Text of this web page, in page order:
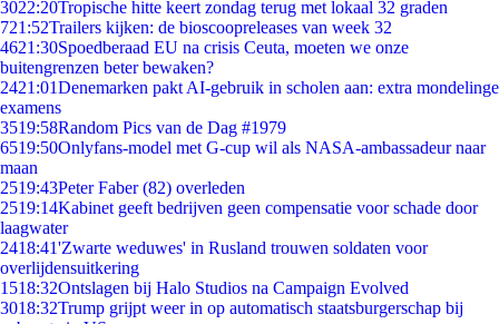
3022:20Tropische hitte keert zondag terug met lokaal 32 graden
721:52Trailers kijken: de bioscoopreleases van week 32
4621:30Spoedberaad EU na crisis Ceuta, moeten we onze
buitengrenzen beter bewaken?
2421:01Denemarken pakt AI-gebruik in scholen aan: extra mondelinge
examens
3519:58Random Pics van de Dag #1979
6519:50Onlyfans-model met G-cup wil als NASA-ambassadeur naar
maan
2519:43Peter Faber (82) overleden
2519:14Kabinet geeft bedrijven geen compensatie voor schade door
laagwater
2418:41'Zwarte weduwes' in Rusland trouwen soldaten voor
overlijdensuitkering
1518:32Ontslagen bij Halo Studios na Campaign Evolved
3018:32Trump grijpt weer in op automatisch staatsburgerschap bij